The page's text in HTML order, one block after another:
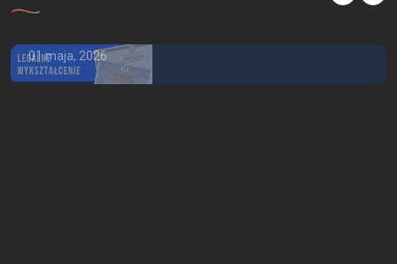
Kup dyplom Wrocław
01 maja, 2026